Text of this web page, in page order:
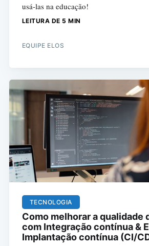
usá-las na educação!
LEITURA DE 5 MIN
EQUIPE ELOS
TECNOLOGIA
Como melhorar a qualidade
com Integração contínua &
Implantação contínua (CI/